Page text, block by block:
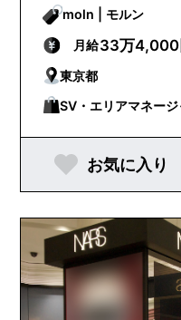
moln | モルン
月給33万4,000
東京都
SV・エリアマネー
店長
お気に入り